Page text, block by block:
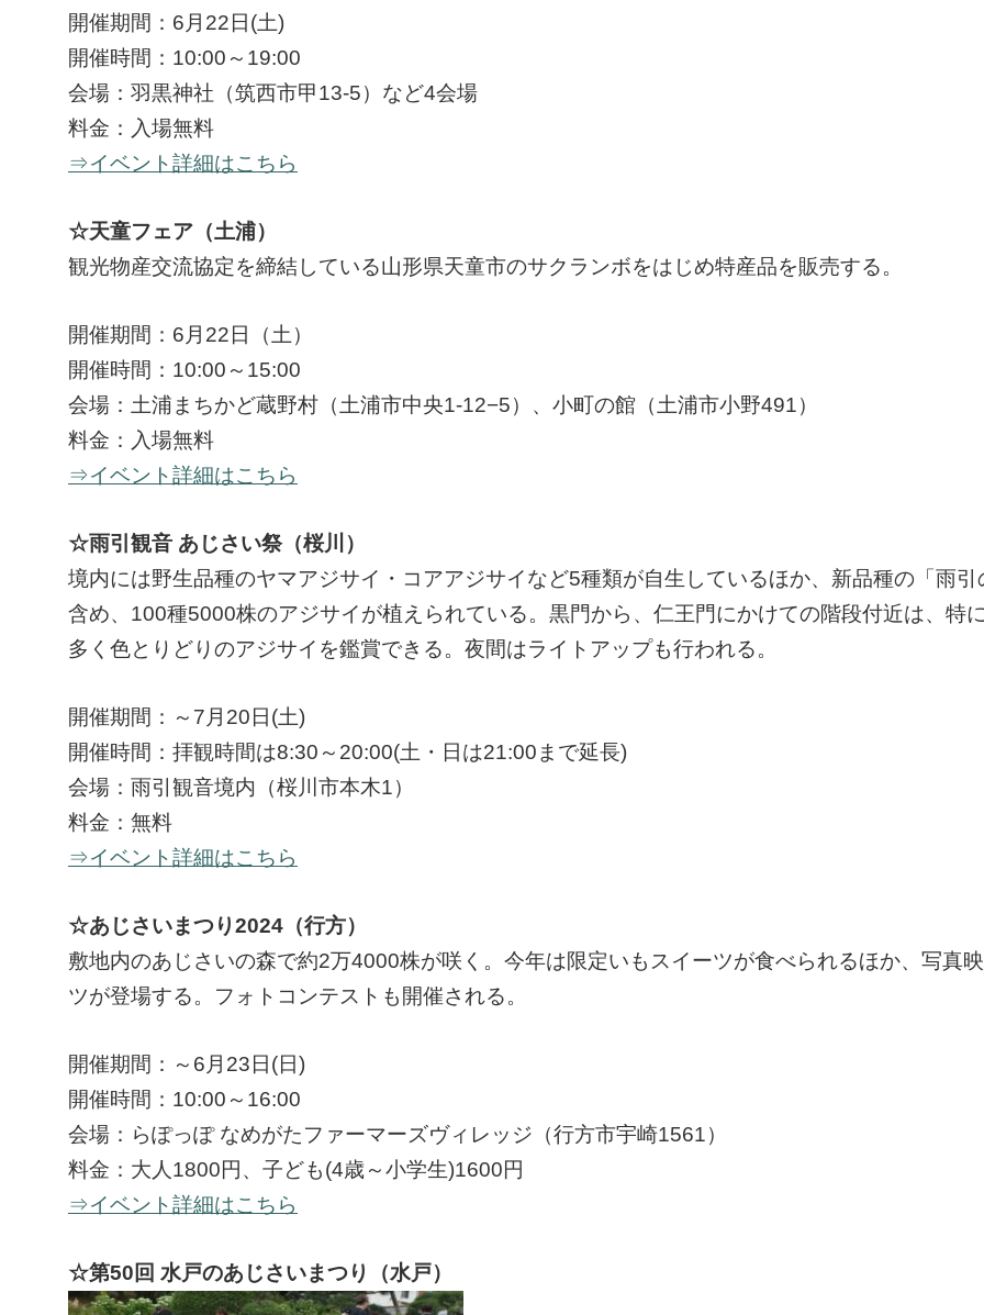
開催期間：6月22日(土)
開催時間：10:00～19:00
会場：羽黒神社（筑西市甲13-5）など4会場
料金：入場無料
⇒イベント詳細はこちら
☆天童フェア（土浦）
観光物産交流協定を締結している山形県天童市のサクランボをはじめ特産品を販売する。
開催期間：6月22日（土）
開催時間：10:00～15:00
会場：土浦まちかど蔵野村（土浦市中央1-12−5）、小町の館（土浦市小野491）
料金：入場無料
⇒イベント詳細はこちら
☆雨引観音 あじさい祭（桜川）
境内には野生品種のヤマアジサイ・コアアジサイなど5種類が自生しているほか、新品種の「雨引
含め、100種5000株のアジサイが植えられている。黒門から、仁王門にかけての階段付近は、特
多く色とりどりのアジサイを鑑賞できる。夜間はライトアップも行われる。
開催期間：～7月20日(土)
開催時間：拝観時間は8:30～20:00(土・日は21:00まで延長)
会場：雨引観音境内（桜川市本木1）
料金：無料
⇒イベント詳細はこちら
☆あじさいまつり2024（行方）
敷地内のあじさいの森で約2万4000株が咲く。今年は限定いもスイーツが食べられるほか、写真
ツが登場する。フォトコンテストも開催される。
開催期間：～6月23日(日)
開催時間：10:00～16:00
会場：らぽっぽ なめがたファーマーズヴィレッジ（行方市宇崎1561）
料金：大人1800円、子ども(4歳～小学生)1600円
⇒イベント詳細はこちら
☆第50回 水戸のあじさいまつり（水戸）